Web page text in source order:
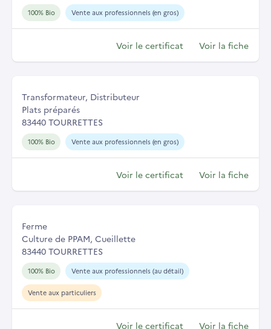
100% Bio Vente aux professionnels (en gros)
Voir le certificat Voir la fiche
Transformateur, Distributeur
Plats préparés
83440 TOURRETTES
100% Bio Vente aux professionnels (en gros)
Voir le certificat Voir la fiche
Ferme
Culture de PPAM, Cueillette
83440 TOURRETTES
100% Bio Vente aux professionnels (au détail)
Vente aux particuliers
Voir le certificat Voir la fiche